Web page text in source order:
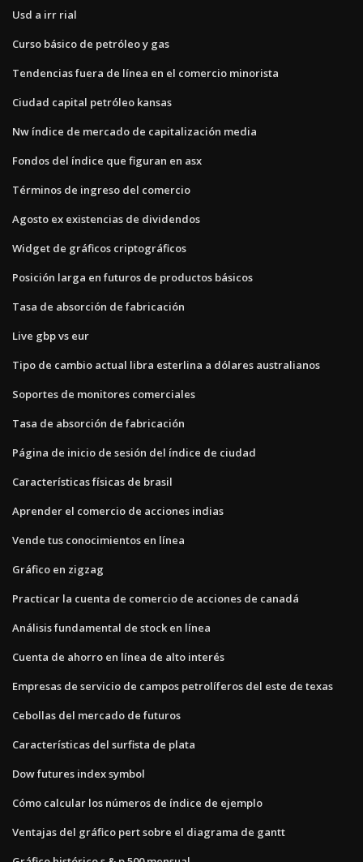
Usd a irr rial
Curso básico de petróleo y gas
Tendencias fuera de línea en el comercio minorista
Ciudad capital petróleo kansas
Nw índice de mercado de capitalización media
Fondos del índice que figuran en asx
Términos de ingreso del comercio
Agosto ex existencias de dividendos
Widget de gráficos criptográficos
Posición larga en futuros de productos básicos
Tasa de absorción de fabricación
Live gbp vs eur
Tipo de cambio actual libra esterlina a dólares australianos
Soportes de monitores comerciales
Tasa de absorción de fabricación
Página de inicio de sesión del índice de ciudad
Características físicas de brasil
Aprender el comercio de acciones indias
Vende tus conocimientos en línea
Gráfico en zigzag
Practicar la cuenta de comercio de acciones de canadá
Análisis fundamental de stock en línea
Cuenta de ahorro en línea de alto interés
Empresas de servicio de campos petrolíferos del este de texas
Cebollas del mercado de futuros
Características del surfista de plata
Dow futures index symbol
Cómo calcular los números de índice de ejemplo
Ventajas del gráfico pert sobre el diagrama de gantt